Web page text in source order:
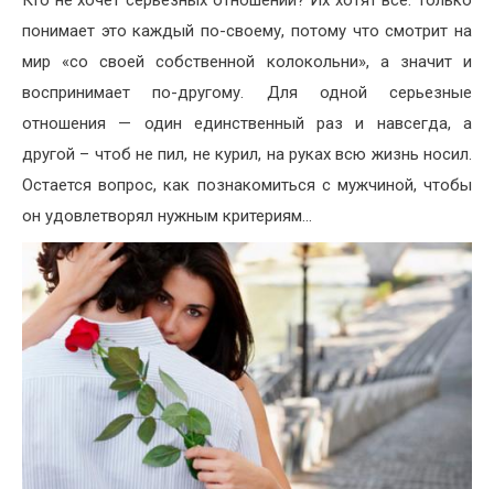
Недвижимость
понимает это каждый по-своему, потому что смотрит на
мир «со своей собственной колокольни», а значит и
воспринимает по-другому. Для одной серьезные
отношения — один единственный раз и навсегда, а
другой – чтоб не пил, не курил, на руках всю жизнь носил.
Остается вопрос, как познакомиться с мужчиной, чтобы
он удовлетворял нужным критериям…